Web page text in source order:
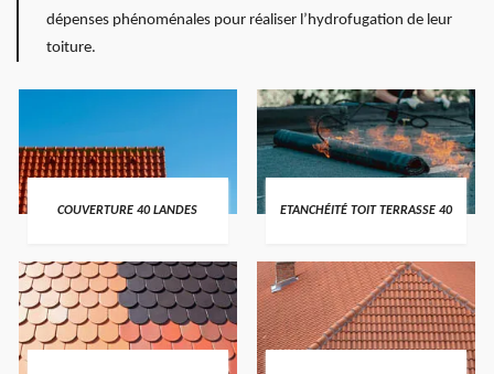
dépenses phénoménales pour réaliser l’hydrofugation de leur
toiture.
COUVERTURE 40 LANDES ETANCHÉITÉ TOIT TERRASSE 40